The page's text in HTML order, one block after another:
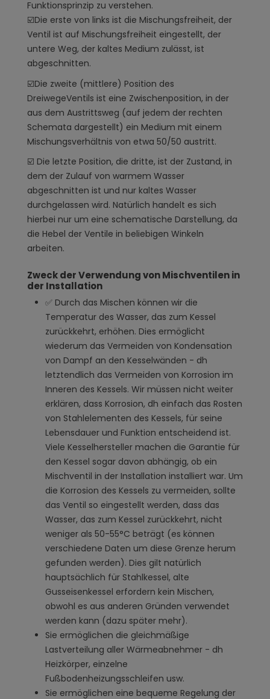
Funktionsprinzip zu verstehen.
☑️Die erste von links ist die Mischungsfreiheit, der
Ventil ist auf Mischungsfreiheit eingestellt, der
untere Weg, der kaltes Medium zulässt, ist
abgeschnitten.
☑️Die zweite (mittlere) Position des
DreiwegeVentils ist eine Zwischenposition, in der
aus dem Austrittsweg (auf jedem der rechten
Schemata dargestellt) ein Medium mit einem
Mischungsverhältnis von etwa 50/50 austritt.
☑️ Die letzte Position, die dritte, ist der Zustand, in
dem der Zulauf von warmem Wasser
abgeschnitten ist und nur kaltes Wasser
durchgelassen wird. Natürlich handelt es sich
hierbei nur um eine schematische Darstellung, da
die Hebel der Ventile in beliebigen Winkeln
arbeiten.
Zweck der Verwendung von Mischventilen in
der Installation
✅ Durch das Mischen können wir die
Temperatur des Wasser, das zum Kessel
zurückkehrt, erhöhen. Dies ermöglicht
wiederum das Vermeiden von Kondensation
von Dampf an den Kesselwänden - dh
letztendlich das Vermeiden von Korrosion im
Inneren des Kessels. Wir müssen nicht weiter
erklären, dass Korrosion, dh einfach das Rosten
von Stahlelementen des Kessels, für seine
Lebensdauer und Funktion entscheidend ist.
Viele Kesselhersteller machen die Garantie für
den Kessel sogar davon abhängig, ob ein
Mischventil in der Installation installiert war. Um
die Korrosion des Kessels zu vermeiden, sollte
das Ventil so eingestellt werden, dass das
Wasser, das zum Kessel zurückkehrt, nicht
weniger als 50-55°C beträgt (es können
verschiedene Daten um diese Grenze herum
gefunden werden). Dies gilt natürlich
hauptsächlich für Stahlkessel, alte
Gusseisenkessel erfordern kein Mischen,
obwohl es aus anderen Gründen verwendet
werden kann (dazu später mehr).
Sie ermöglichen die gleichmäßige
Lastverteilung aller Wärmeabnehmer - dh
Heizkörper, einzelne
Fußbodenheizungsschleifen usw.
Sie ermöglichen eine bequeme Regelung der